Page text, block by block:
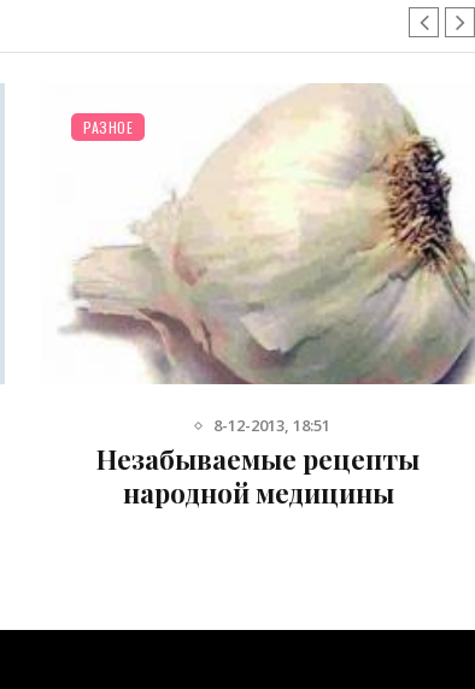
РАЗНОЕ
20-01-2014, 14:13
Лечим варикоз луком,
чесноком, картофелем